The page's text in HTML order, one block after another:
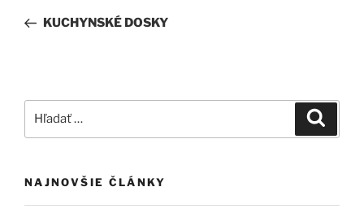
článku
článokKUCHYNSKÉ DOSKY
NAJNOVŠIE ČLÁNKY